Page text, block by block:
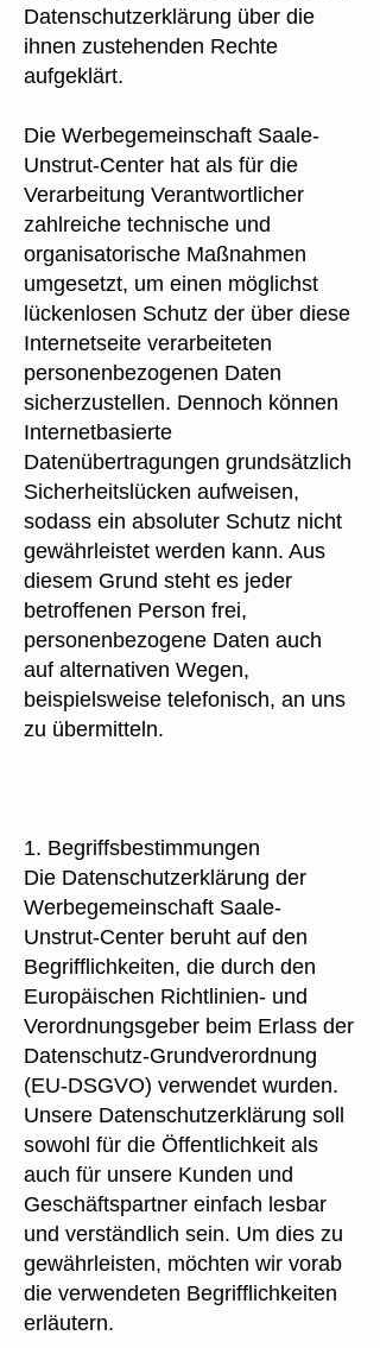
Datenschutzerklärung über die
ihnen zustehenden Rechte
aufgeklärt.
Die Werbegemeinschaft Saale-
Unstrut-Center hat als für die
Verarbeitung Verantwortlicher
zahlreiche technische und
organisatorische Maßnahmen
umgesetzt, um einen möglichst
lückenlosen Schutz der über diese
Internetseite verarbeiteten
personenbezogenen Daten
sicherzustellen. Dennoch können
Internetbasierte
Datenübertragungen grundsätzlich
Sicherheitslücken aufweisen,
sodass ein absoluter Schutz nicht
gewährleistet werden kann. Aus
diesem Grund steht es jeder
betroffenen Person frei,
personenbezogene Daten auch
auf alternativen Wegen,
beispielsweise telefonisch, an uns
zu übermitteln.
1. Begriffsbestimmungen
Die Datenschutzerklärung der
Werbegemeinschaft Saale-
Unstrut-Center beruht auf den
Begrifflichkeiten, die durch den
Europäischen Richtlinien- und
Verordnungsgeber beim Erlass der
Datenschutz-Grundverordnung
(EU-DSGVO) verwendet wurden.
Unsere Datenschutzerklärung soll
sowohl für die Öffentlichkeit als
auch für unsere Kunden und
Geschäftspartner einfach lesbar
und verständlich sein. Um dies zu
gewährleisten, möchten wir vorab
die verwendeten Begrifflichkeiten
erläutern.